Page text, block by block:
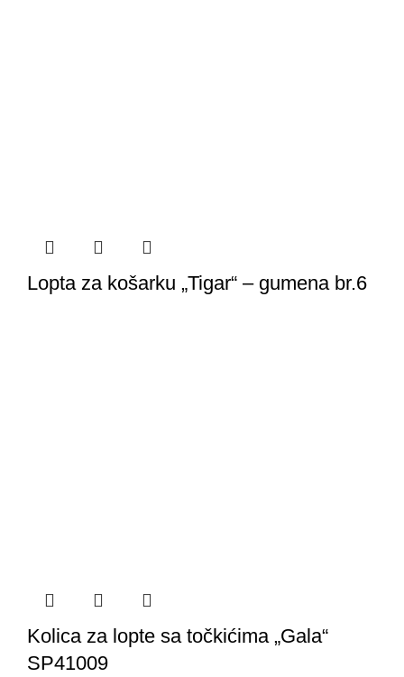
Lopta za košarku „Tigar“ – gumena br.6
Kolica za lopte sa točkićima „Gala“
SP41009